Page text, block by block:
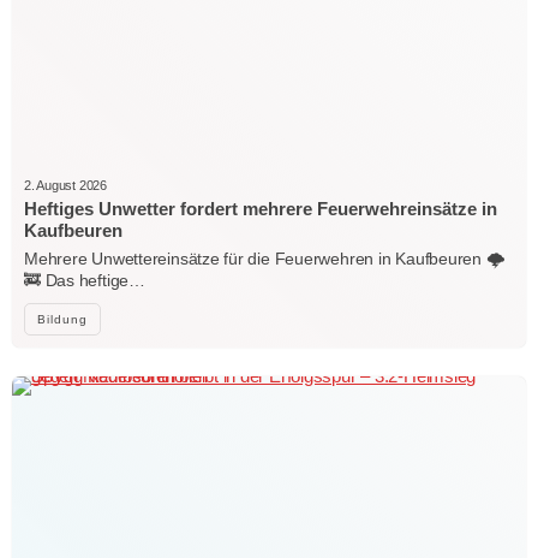
Bildung
2. August 2026
Heftiges Unwetter fordert mehrere Feuerwehreinsätze in
Kaufbeuren
Mehrere Unwettereinsätze für die Feuerwehren in Kaufbeuren 🌩️
🚒 Das heftige…